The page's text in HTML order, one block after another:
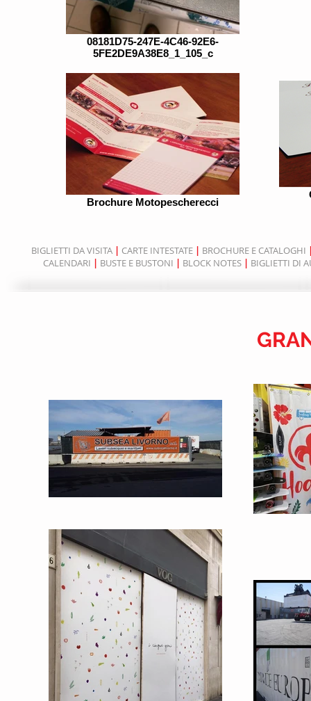
08181D75-247E-4C46-92E6-
5FE2DE9A38E8_1_105_c
Brochure Motopescherecci
BIGLIETTI DA VISITA | CARTE INTESTATE| BROCHURE E CATALOGHI
CALENDARI | BUSTE E BUSTONI | BLOCK NOTES | BIGLIETTI DI